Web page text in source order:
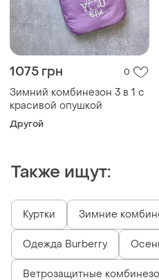
1075 грн 0
Зимний комбинезон 3 в 1 с
красивой опушкой
Другой
Также ищут:
Куртки Зимние
Одежда Burberry
Ветрозащитные